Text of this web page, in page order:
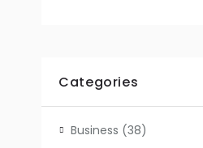
Categories
Business (38)